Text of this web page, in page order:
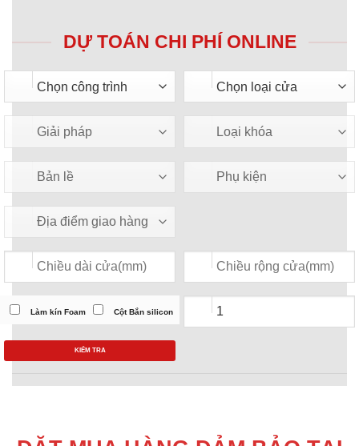
DỰ TOÁN CHI PHÍ ONLINE
Làm kín Foam Cột Bắn silicon
KIỂM TRA